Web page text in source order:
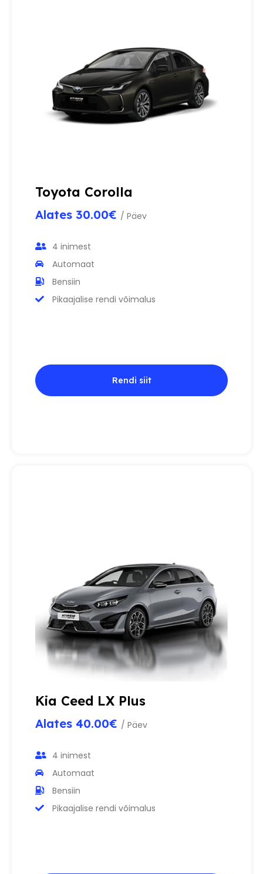
Toyota Corolla
Alates 30.00€ / Päev
4 inimest
Automaat
Bensiin
Pikaajalise rendi võimalus
Rendi siit
Kia Ceed LX Plus
Alates 40.00€ / Päev
4 inimest
Automaat
Bensiin
Pikaajalise rendi võimalus